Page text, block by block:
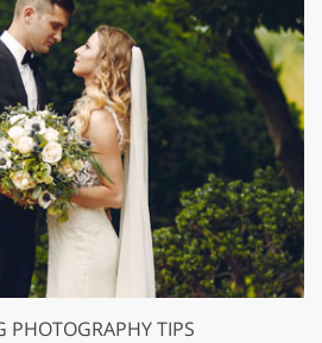
PHOTOGRAPHY TIPS